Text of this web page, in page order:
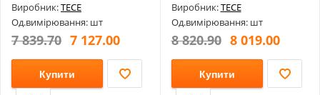
Виробник:TECE
Од.вимірювання: шт
7 839.70 7 127.00
Купити
Виробник:TECE
Од.вимірювання: шт
8 820.90 8 019.00
Купити